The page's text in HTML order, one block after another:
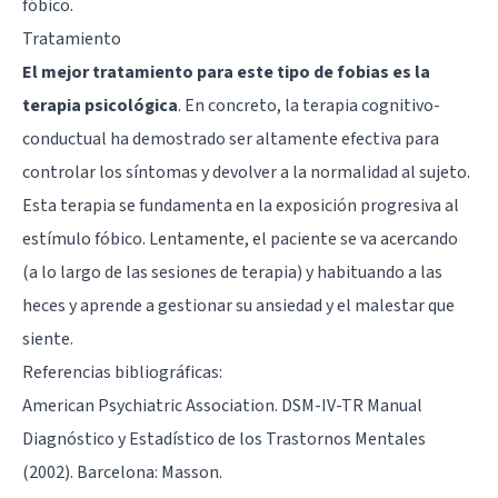
fóbico.
Tratamiento
El mejor tratamiento para este tipo de fobias es la
terapia psicológica. En concreto, la terapia cognitivo-
conductual ha demostrado ser altamente efectiva para
controlar los síntomas y devolver a la normalidad al sujeto.
Esta terapia se fundamenta en la exposición progresiva al
estímulo fóbico. Lentamente, el paciente se va acercando
(a lo largo de las sesiones de terapia) y habituando a las
heces y aprende a gestionar su ansiedad y el malestar que
siente.
Referencias bibliográficas:
American Psychiatric Association. DSM-IV-TR Manual
Diagnóstico y Estadístico de los Trastornos Mentales
(2002). Barcelona: Masson.